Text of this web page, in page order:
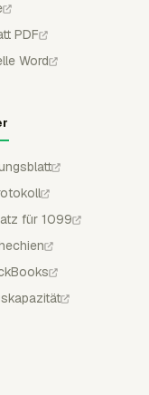
PDF
Word
für 1099